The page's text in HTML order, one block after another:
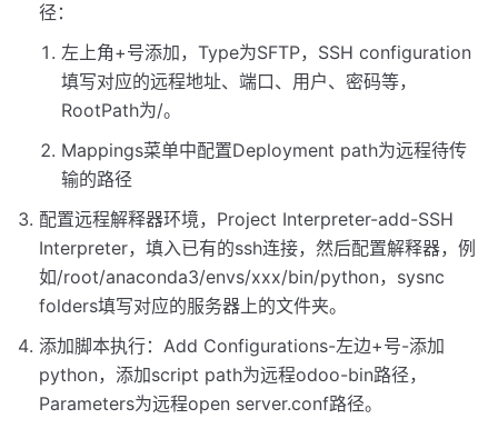
径：
左上角+号添加，Type为SFTP，SSH configuration
填写对应的远程地址、端口、用户、密码等，
RootPath为/。
Mappings菜单中配置Deployment path为远程待传
输的路径
配置远程解释器环境，Project Interpreter-add-SSH
Interpreter，填入已有的ssh连接，然后配置解释器，例
如/root/anaconda3/envs/xxx/bin/python，sysnc
folders填写对应的服务器上的文件夹。
添加脚本执行：Add Configurations-左边+号-添加
python，添加script path为远程odoo-bin路径，
Parameters为远程open server.conf路径。